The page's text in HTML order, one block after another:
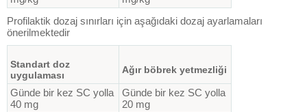
Profilaktik dozaj sınırları için aşağıdaki dozaj ayarlamaları
önerilmektedir
Standart doz
uygulaması
Ağır böbrek yetmezliği
Günde bir kez SC yolla
40 mg
Günde bir kez SC yolla
20 mg